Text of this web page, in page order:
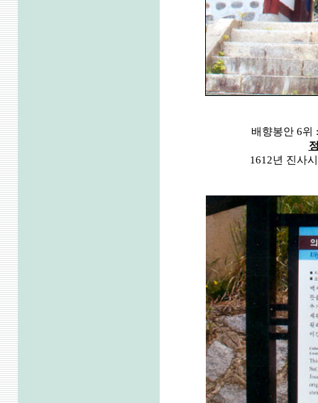
배향봉안 6
1612년 진사